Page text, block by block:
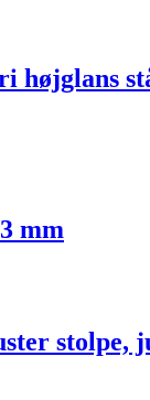
højglans
mm
stolpe,